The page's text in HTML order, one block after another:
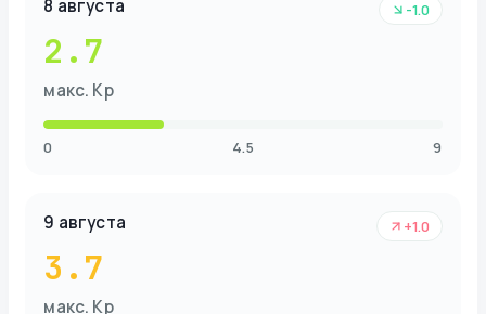
8 августа
2.7
макс. Kp
-1.0
0 4.5 9
9 августа
3.7
макс. Kp
+1.0